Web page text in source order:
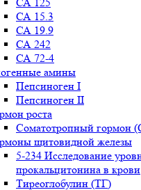
СА 15.3
СА 19.9
СА 242
СА 72-4
амины
Пепсиноген I
Пепсиноген II
роста
Соматотропный гормон
щитовидной железы
5-234 Исследование
прокальцитонина в крови
Тиреоглобулин (ТГ)